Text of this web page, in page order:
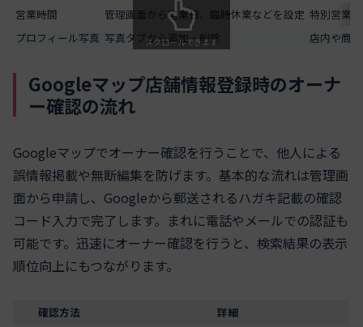
営業時間
管理画面から営業日、臨時休業などを設定 特別営業
プロフィール写真 写真タブから追加・削除 店内や商
スクロールできます
Googleマップ店舗情報登録時のオーナ
ー確認の流れ
Googleマップでオーナー確認を行うことで、他人による
誤情報掲載や無断編集を防げます。基本的な流れは管理画
面から申請し、Googleから郵送されるハガキ記載の確認
コード入力で完了します。まれに電話やメールでの認証も
可能です。迅速にオーナー確認を行うと、検索結果の表示
順位向上にもつながります。
確認方法
詳細